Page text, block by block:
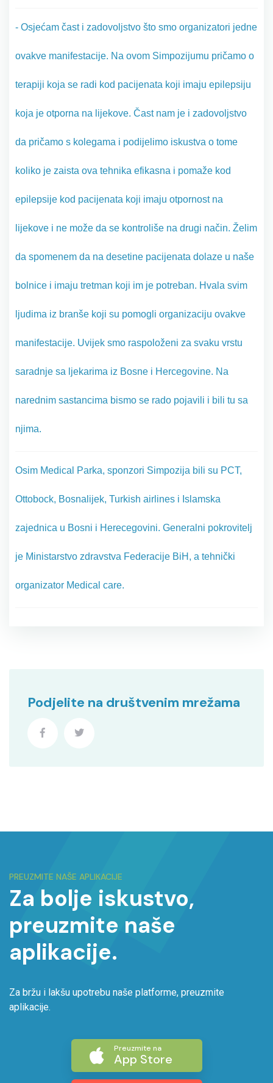
- Osjećam čast i zadovoljstvo što smo organizatori jedne
ovakve manifestacije. Na ovom Simpozijumu pričamo o
terapiji koja se radi kod pacijenata koji imaju epilepsiju
koja je otporna na lijekove. Čast nam je i zadovoljstvo
da pričamo s kolegama i podijelimo iskustva o tome
koliko je zaista ova tehnika efikasna i pomaže kod
epilepsije kod pacijenata koji imaju otpornost na
lijekove i ne može da se kontroliše na drugi način. Želim
da spomenem da na desetine pacijenata dolaze u naše
bolnice i imaju tretman koji im je potreban. Hvala svim
ljudima iz branše koji su pomogli organizaciju ovakve
manifestacije. Uvijek smo raspoloženi za svaku vrstu
saradnje sa ljekarima iz Bosne i Hercegovine. Na
narednim sastancima bismo se rado pojavili i bili tu sa
njima.
Osim Medical Parka, sponzori Simpozija bili su PCT,
Ottobock, Bosnalijek, Turkish airlines i Islamska
zajednica u Bosni i Herecegovini. Generalni pokrovitelj
je Ministarstvo zdravstva Federacije BiH, a tehnički
organizator Medical care.
Podjelite na društvenim mrežama
PREUZMITE NAŠE APLIKACIJE
Za bolje iskustvo,
preuzmite naše
aplikacije.
Za bržu i lakšu upotrebu naše platforme, preuzmite
aplikacije.
Preuzmite na
App Store